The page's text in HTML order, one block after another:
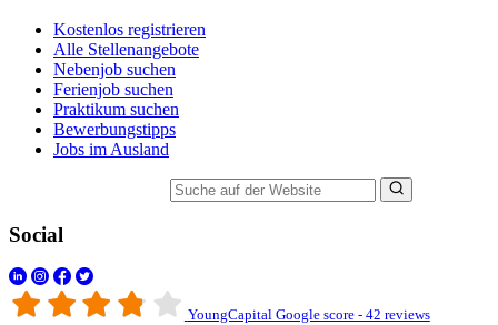
Kostenlos registrieren
Alle Stellenangebote
Nebenjob suchen
Ferienjob suchen
Praktikum suchen
Bewerbungstipps
Jobs im Ausland
Social
YoungCapital Google score - 42 reviews